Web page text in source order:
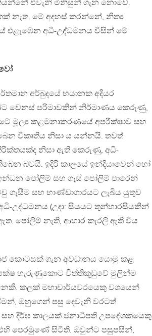
එවැනි මිනිසුන් ගැන නොවේ.
නැත. මේ අදහස් කරන්නේ, නිත්‍ය
එළැඹෙන අධි-උද්ධමනය විසින් මේ
අර්බුදයේ භයානක අදියර
වෙනස් පරිමාවකින් නිර්මාණය කෙරුණු,
මූල්‍ය කළමනාකරණයේ අපරීක්ෂාව සහ
විකෘතිය නිසා ය යන්නයි. තවත්
නිසා ඇති කෙරුණු, අධි-
බවයි. ඉදිරි කාලයේ ඉන්දියාවෙන් හෝ
පෝලිම් සහ ගෑස් පෝලිම් පාරෙන්
ගැසීම සහ භාණ්ඩාගාරයට ලැබිය යුතුව
උද්ධමනය (උදා: සියයට තුන්හාරසීයකින්
පෝලිම් නැති, ආහාර කැරලි ඇති විය
කොටසක් ගැන අවධානය යොමු කළ
හැරුණුකොට විත්තිකූඩුවේ මුලින්ම
කලක් මහාචාර්යවරයෙකු වශයෙන්
ඔහුගෙන් පසු දෙවැනි වරටත්
දීර්ඝ කාලයක් ජනාධිපති උපදේශකයෙකු
පෙරමුණේ සිටිති. ඔවුන්ට පසුපසින්,